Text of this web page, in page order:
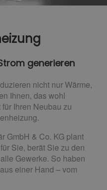
generieren
nicht nur Wärme,
Ihnen, das wohl
Ihren Neubau zu
GmbH & Co. KG plant
Sie, berät Sie zu den
Gewerke. So haben
einer Hand – vom